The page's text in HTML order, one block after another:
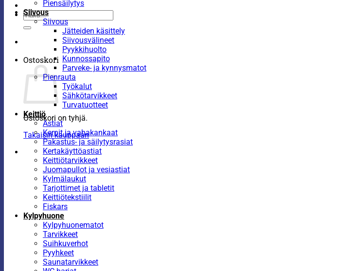
Etsi:
Ostoskori
Ostoskori on tyhjä.
Takaisin kauppaan
Piensäilytys
Siivous
Siivous
Jätteiden käsittely
Siivousvälineet
Pyykkihuolto
Kunnossapito
Parveke- ja kynnysmatot
Pienrauta
Työkalut
Sähkötarvikkeet
Turvatuotteet
Keittiö
Astiat
Kernit ja vahakankaat
Pakastus- ja säilytysrasiat
Kertakäyttöastiat
Keittiötarvikkeet
Juomapullot ja vesiastiat
Kylmälaukut
Tarjottimet ja tabletit
Keittiötekstiilit
Fiskars
Kylpyhuone
Kylpyhuonematot
Tarvikkeet
Suihkuverhot
Pyyhkeet
Saunatarvikkeet